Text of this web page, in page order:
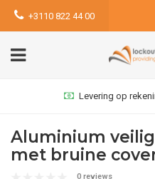
+3110 822 44 00
Levering op
Aluminium
met bruine
0 reviews